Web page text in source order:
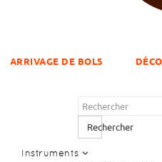
BOLS
DÉCOUVREZ DES
Rechercher
Instruments